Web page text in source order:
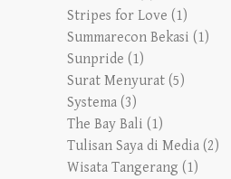
Stripes for Love (1)
Summarecon Bekasi (1)
Sunpride (1)
Surat Menyurat (5)
Systema (3)
The Bay Bali (1)
Tulisan Saya di Media (2)
Wisata Tangerang (1)